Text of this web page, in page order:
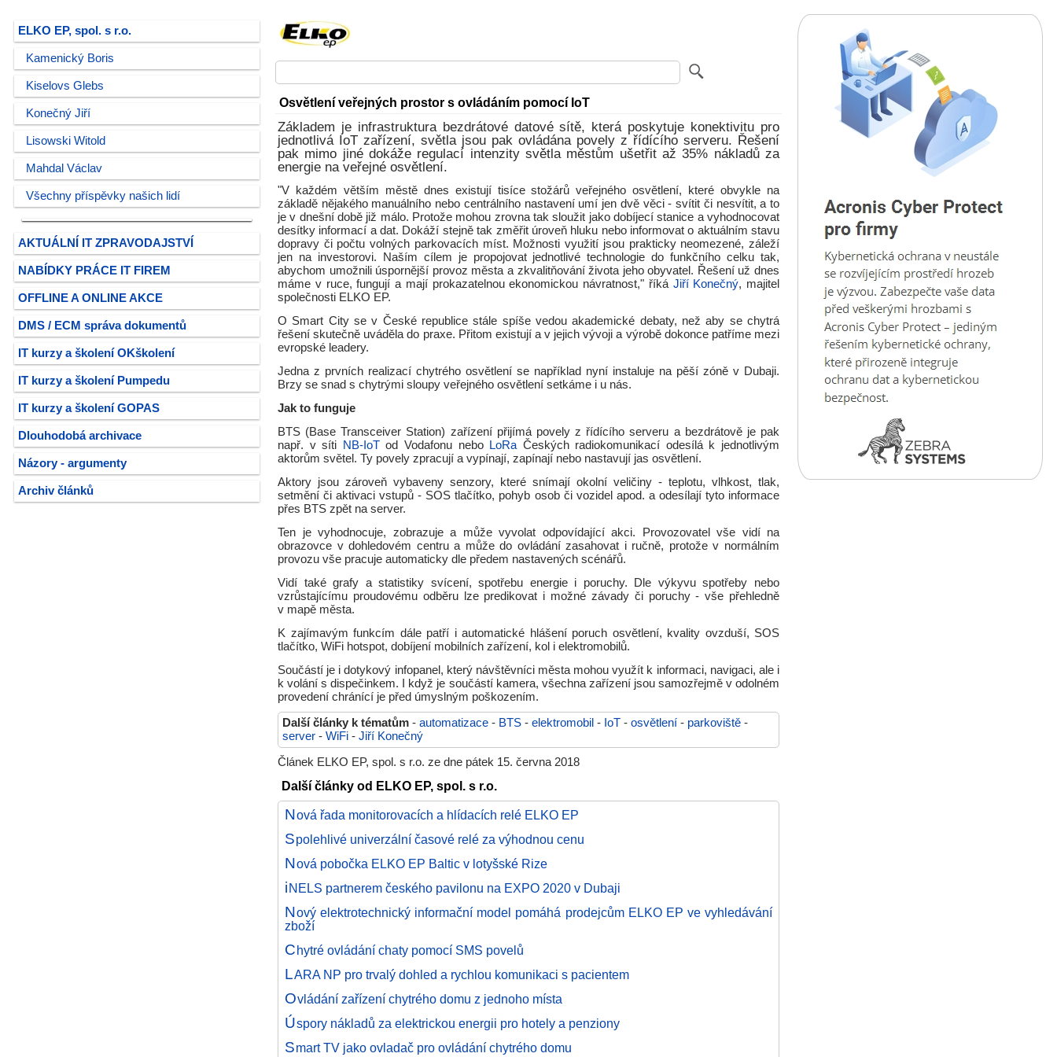
ELKO EP, spol. s r.o.
Kamenický Boris
Kiselovs Glebs
Konečný Jiří
Lisowski Witold
Mahdal Václav
Všechny příspěvky našich lidí
AKTUÁLNÍ IT ZPRAVODAJSTVÍ
NABÍDKY PRÁCE IT FIREM
OFFLINE A ONLINE AKCE
DMS / ECM správa dokumentů
IT kurzy a školení OKškolení
IT kurzy a školení Pumpedu
IT kurzy a školení GOPAS
Dlouhodobá archivace
Názory - argumenty
Archiv článků
Osvětlení veřejných prostor s ovládáním pomocí IoT
Základem je infrastruktura bezdrátové datové sítě, která poskytuje konektivitu pro
jednotlivá IoT zařízení, světla jsou pak ovládána povely z řídícího serveru. Řešení
pak mimo jiné dokáže regulací intenzity světla městům ušetřit až 35% nákladů za
energie na veřejné osvětlení.
"V každém větším městě dnes existují tisíce stožárů veřejného osvětlení, které obvykle na
základě nějakého manuálního nebo centrálního nastavení umí jen dvě věci - svítit či nesvítit, a to
je v dnešní době již málo. Protože mohou zrovna tak sloužit jako dobíjecí stanice a vyhodnocovat
desítky informací a dat. Dokáží stejně tak změřit úroveň hluku nebo informovat o aktuálním stavu
dopravy či počtu volných parkovacích míst. Možnosti využití jsou prakticky neomezené, záleží
jen na investorovi. Naším cílem je propojovat jednotlivé technologie do funkčního celku tak,
abychom umožnili úspornější provoz města a zkvalitňování života jeho obyvatel. Řešení už dnes
máme v ruce, fungují a mají prokazatelnou ekonomickou návratnost," říká Jiří Konečný, majitel
společnosti ELKO EP.
O Smart City se v České republice stále spíše vedou akademické debaty, než aby se chytrá
řešení skutečně uváděla do praxe. Přitom existují a v jejich vývoji a výrobě dokonce patříme mezi
evropské leadery.
Jedna z prvních realizací chytrého osvětlení se například nyní instaluje na pěší zóně v Dubaji.
Brzy se snad s chytrými sloupy veřejného osvětlení setkáme i u nás.
Jak to funguje
BTS (Base Transceiver Station) zařízení přijímá povely z řídícího serveru a bezdrátově je pak
např. v síti
NB-IoTod Vodafonu nebo LoRa Českých radiokomunikací odesílá k jednotlivým
aktorům světel. Ty povely zpracují a vypínají, zapínají nebo nastavují jas osvětlení.
Aktory jsou zároveň vybaveny senzory, které snímají okolní veličiny - teplotu, vlhkost, tlak,
setmění či aktivaci vstupů - SOS tlačítko, pohyb osob či vozidel apod. a odesílají tyto informace
přes BTS zpět na server.
Ten je vyhodnocuje, zobrazuje a může vyvolat odpovídající akci. Provozovatel vše vidí na
obrazovce v dohledovém centru a může do ovládání zasahovat i ručně, protože v normálním
provozu vše pracuje automaticky dle předem nastavených scénářů.
Vidí také grafy a statistiky svícení, spotřebu energie i poruchy. Dle výkyvu spotřeby nebo
vzrůstajícímu proudovému odběru lze predikovat i možné závady či poruchy - vše přehledně
v mapě města.
K zajímavým funkcím dále patří i automatické hlášení poruch osvětlení, kvality ovzduší, SOS
tlačítko, WiFi hotspot, dobíjení mobilních zařízení, kol i elektromobilů.
Součástí je i dotykový infopanel, který návštěvníci města mohou využít k informaci, navigaci, ale i
k volání s dispečinkem. I když je součástí kamera, všechna zařízení jsou samozřejmě v odolném
provedení chránící je před úmyslným poškozením.
Další články k tématům - automatizace - BTS - elektromobil - IoT - osvětlení - parkoviště -
server - WiFi - Jiří Konečný
Článek ELKO EP, spol. s r.o. ze dne pátek 15. června 2018
Další články od ELKO EP, spol. s r.o.
Nová řada monitorovacích a hlídacích relé ELKO EP
Spolehlivé univerzální časové relé za výhodnou cenu
Nová pobočka ELKO EP Baltic v lotyšské Rize
iNELS partnerem českého pavilonu na EXPO 2020 v Dubaji
Nový elektrotechnický informační model pomáhá prodejcům ELKO EP ve vyhledávání
zboží
Chytré ovládání chaty pomocí SMS povelů
LARA NP pro trvalý dohled a rychlou komunikaci s pacientem
Ovládání zařízení chytrého domu z jednoho místa
Úspory nákladů za elektrickou energii pro hotely a penziony
Smart TV jako ovladač pro ovládání chytrého domu